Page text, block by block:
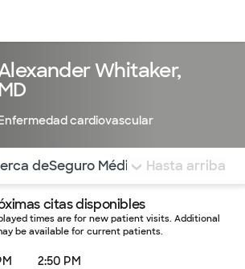
Whitaker,
cardiovascular
para saltar rápidamente a
deSeguro Médico COMENTARIOS
Hasta arriba
citas disponibles
times are for new patient visits. Additional
be available for current patients.
2:50 PM